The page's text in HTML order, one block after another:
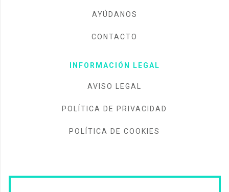
AYÚDANOS
CONTACTO
INFORMACIÓN LEGAL
AVISO LEGAL
POLÍTICA DE PRIVACIDAD
POLÍTICA DE COOKIES